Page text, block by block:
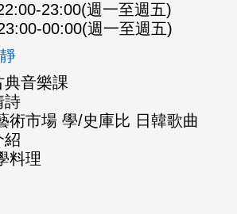
23:00(週一至週五)
00:00(週一至週五)
音樂課
詩
術市場 學/史庫比 日韓歌曲
紹
料理